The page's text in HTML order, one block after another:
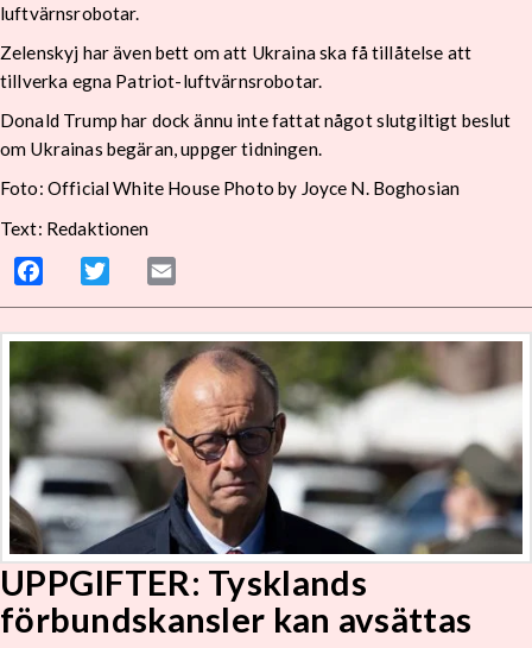
luftvärnsrobotar.
Zelenskyj har även bett om att Ukraina ska få tillåtelse att
tillverka egna Patriot-luftvärnsrobotar.
Donald Trump har dock ännu inte fattat något slutgiltigt beslut
om Ukrainas begäran, uppger tidningen.
Foto: Official White House Photo by Joyce N. Boghosian
Text: Redaktionen
Facebook Twitter
UPPGIFTER: Tysklands
förbundskansler kan avsättas